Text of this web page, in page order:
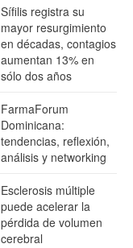
Sífilis registra su
mayor resurgimiento
en décadas, contagios
aumentan 13% en
sólo dos años
FarmaForum
Dominicana:
tendencias, reflexión,
análisis y networking
Esclerosis múltiple
puede acelerar la
pérdida de volumen
cerebral